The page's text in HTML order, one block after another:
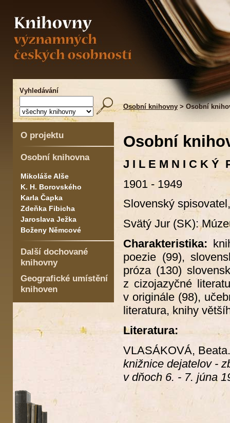
Vyhledávání
Osobní knihovny > Osobní
O projektu
Osobní knihovna
Mikoláše Alše
K. H. Borovského
Karla Čapka
Zdeňka Fibicha
Jaroslava Ježka
Boženy Němcové
Další dochované
knihovny
Geografické umístění
knihoven
Osobní
J I L E M N I C K Ý
1901 - 1949
Slovenský
Svätý Jur (SK):
Charakteristika:
poezie (99),
próza (130)
z cizojazyčné
v originále (98),
literatura, knihy
Literatura:
VLASÁKOVÁ,
knižnice dejatelov -
v dňoch 6. - 7. júna